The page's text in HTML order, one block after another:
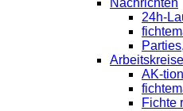
Nachrichten
24h-
AK-tion
Fichte